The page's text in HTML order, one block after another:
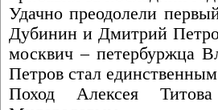
Удачно преодолели
Дубинин и Дмитрий
москвич – петербуржца
Петров стал
Поход Алексея